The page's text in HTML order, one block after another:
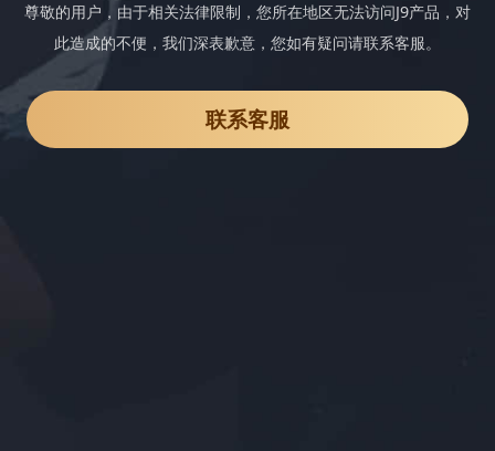
尊敬的用户，由于相关法律限制，您所在地区无法访问J9产品，对
此造成的不便，我们深表歉意，您如有疑问请联系客服。
联系客服